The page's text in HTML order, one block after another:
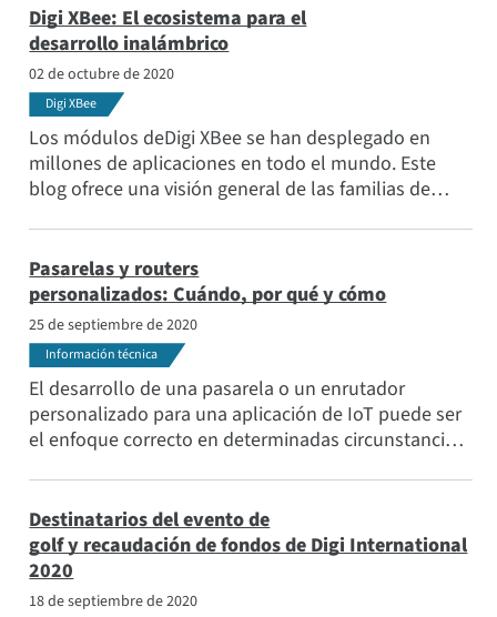
través de APN, ya que tienen importantes
implicaciones para el coste de su agencia de
transporte, así como la capacidad de apoyar de
forma segura el Wi-Fi de los pasajeros.
Digi XBee: El ecosistema para el
desarrollo inalámbrico
02 de octubre de 2020
Digi XBee
Los módulos deDigi XBee se han desplegado en
millones de aplicaciones en todo el mundo. Este
blog ofrece una visión general de las familias de
Pasarelas y routers
personalizados: Cuándo, por qué y cómo
25 de septiembre de 2020
Información técnica
El desarrollo de una pasarela o un enrutador
personalizado para una aplicación de IoT puede ser
el enfoque correcto en determinadas circunstancias,
reguladas. Este artículo cubre esas circunstancias y
cómo los Servicios de Diseño Inalámbrico de Digi
pueden ayudar.
Destinatarios del evento de
golf y recaudación de fondos de Digi International
2020
18 de septiembre de 2020